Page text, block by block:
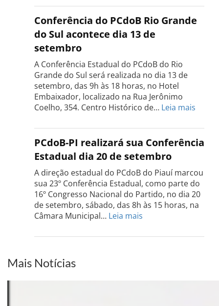
Estadual
do
PCdoB
Tocantins
será
realizada
dia
18
de
setembro
Conferência do PCdoB Rio Grande
do Sul acontece dia 13 de
setembro
A Conferência Estadual do PCdoB do Rio
Grande do Sul será realizada no dia 13 de
setembro, das 9h às 18 horas, no Hotel
Embaixador, localizado na Rua Jerônimo
Coelho, 354. Centro Histórico de… Leia mais
do
PCdoB
Rio
do
Sul
dia
PCdoB-PI realizará sua Conferência
Estadual dia 20 de setembro
A direção estadual do PCdoB do Piauí marcou
sua 23º Conferência Estadual, como parte do
16º Congresso Nacional do Partido, no dia 20
de setembro, sábado, das 8h às 15 horas, na
Câmara Municipal… Leia mais
PI
Mais Notícias